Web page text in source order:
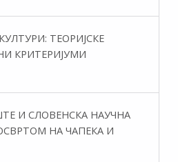
ТЕОРИЈСКЕ
КРИТЕРИЈУМИ
И СЛОВЕНСКА НАУЧНА
НА ЧАПЕКА И